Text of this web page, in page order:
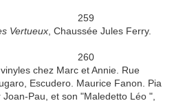
Vertueux , Chaussée Jules Ferry.
chez Marc et Annie. Rue
Escudero. Maurice Fanon. Pia
Pau, et son "Maledetto Léo ",